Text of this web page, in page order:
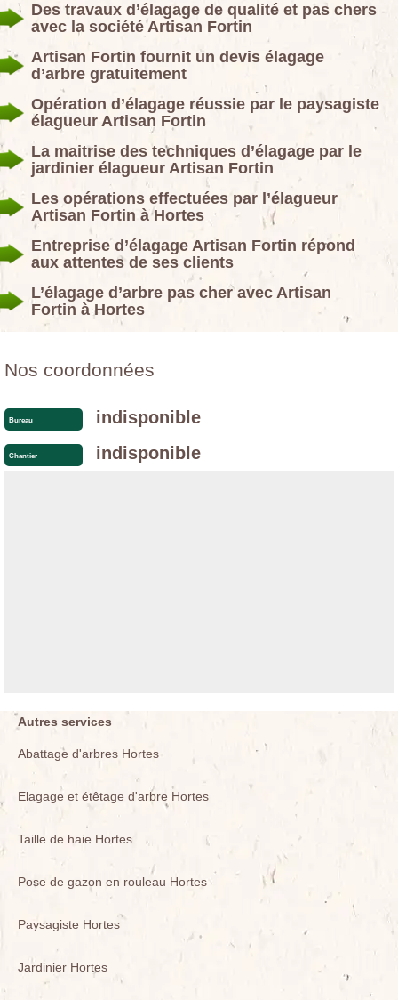
Des travaux d’élagage de qualité et pas chers
avec la société Artisan Fortin
Artisan Fortin fournit un devis élagage
d’arbre gratuitement
Opération d’élagage réussie par le paysagiste
élagueur Artisan Fortin
La maitrise des techniques d’élagage par le
jardinier élagueur Artisan Fortin
Les opérations effectuées par l’élagueur
Artisan Fortin à Hortes
Entreprise d’élagage Artisan Fortin répond
aux attentes de ses clients
L’élagage d’arbre pas cher avec Artisan
Fortin à Hortes
Nos coordonnées
Bureau indisponible
Chantier indisponible
Autres services
Abattage d'arbres Hortes
Elagage et étêtage d'arbre Hortes
Taille de haie Hortes
Pose de gazon en rouleau Hortes
Paysagiste Hortes
Jardinier Hortes